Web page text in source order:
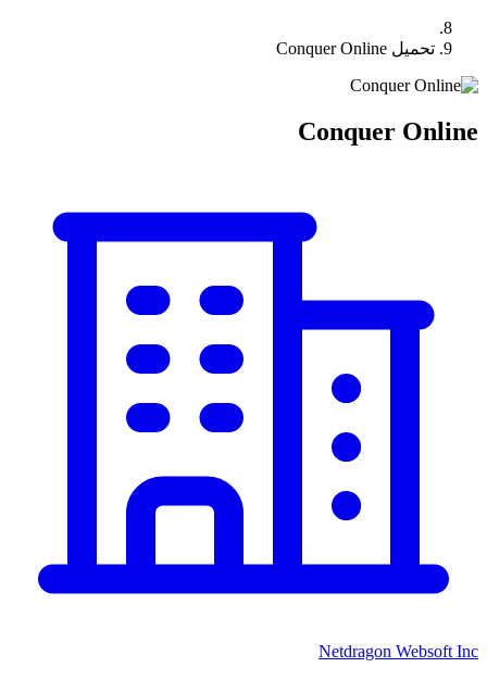
تحميل Conquer Online
Conquer Online
Netdragon Websoft Inc